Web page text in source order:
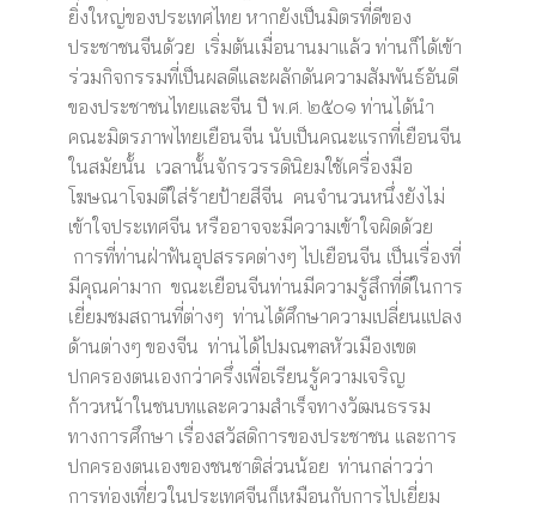
ยิ่งใหญ่ของประเทศไทย หากยังเป็นมิตรที่ดีของ
ประชาชนจีนด้วย เริ่มต้นเมื่อนานมาแล้ว ท่านก็ได้เข้า
ร่วมกิจกรรมที่เป็นผลดีและผลักดันความสัมพันธ์อันดี
ของประชาชนไทยและจีน ปี พ.ศ. ๒๕๐๑ ท่านได้นำ
คณะมิตรภาพไทยเยือนจีน นับเป็นคณะแรกที่เยือนจีน
ในสมัยนั้น เวลานั้นจักรวรรดินิยมใช้เครื่องมือ
โฆษณาโจมตีใส่ร้ายป้ายสีจีน คนจำนวนหนึ่งยังไม่
เข้าใจประเทศจีน หรืออาจจะมีความเข้าใจผิดด้วย
การที่ท่านฝ่าฟันอุปสรรคต่างๆ ไปเยือนจีน เป็นเรื่องที่
มีคุณค่ามาก ขณะเยือนจีนท่านมีความรู้สึกที่ดีในการ
เยี่ยมชมสถานที่ต่างๆ ท่านได้ศึกษาความเปลี่ยนแปลง
ด้านต่างๆ ของจีน ท่านได้ไปมณฑลหัวเมืองเขต
ปกครองตนเองกว่าครึ่งเพื่อเรียนรู้ความเจริญ
ก้าวหน้าในชนบทและความสำเร็จทางวัฒนธรรม
ทางการศึกษา เรื่องสวัสดิการของประชาชน และการ
ปกครองตนเองของชนชาติส่วนน้อย ท่านกล่าวว่า
การท่องเที่ยวในประเทศจีนก็เหมือนกับการไปเยี่ยม